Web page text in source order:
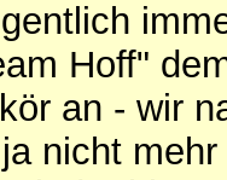
Hoff"
an - wir
nicht